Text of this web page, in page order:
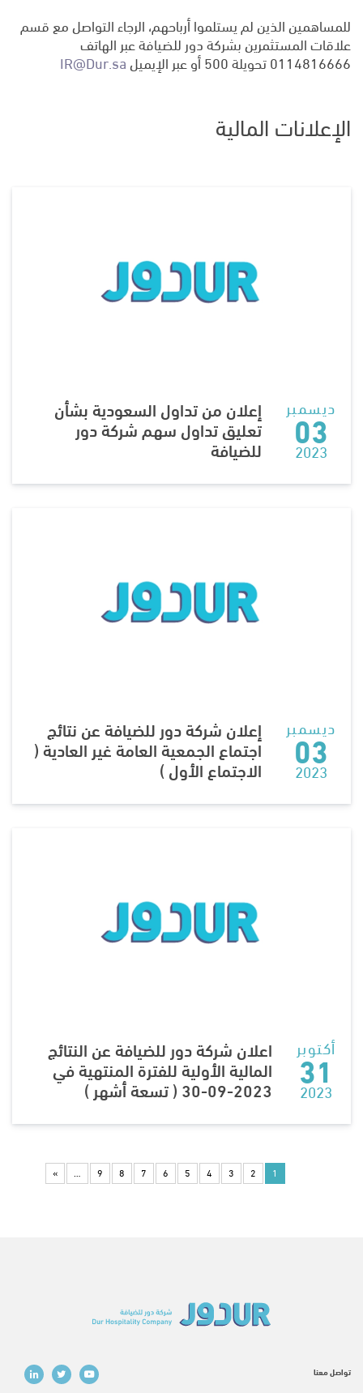
للمساهمين الذين لم يستلموا أرباحهم، الرجاء التواصل مع قسم
علاقات المستثمرين بشركة دور للضيافة عبر الهاتف
0114816666 تحويلة 500 أو عبر الإيميل IR@Dur.sa
الإعلانات المالية
ديسمبر
03
2023
إعلان من تداول السعودية بشأن
تعليق تداول سهم شركة دور
للضيافة
ديسمبر
03
2023
إعلان شركة دور للضيافة عن نتائج
اجتماع الجمعية العامة غير العادية (
الاجتماع الأول )
أكتوبر
31
2023
اعلان شركة دور للضيافة عن النتائج
المالية الأولية للفترة المنتهية في
2023-09-30 ( تسعة أشهر )
Pagination
1
2
3
4
5
6
7
8
9
…
»الصفحة
Secondary footer menu
تواصل معنا Social media